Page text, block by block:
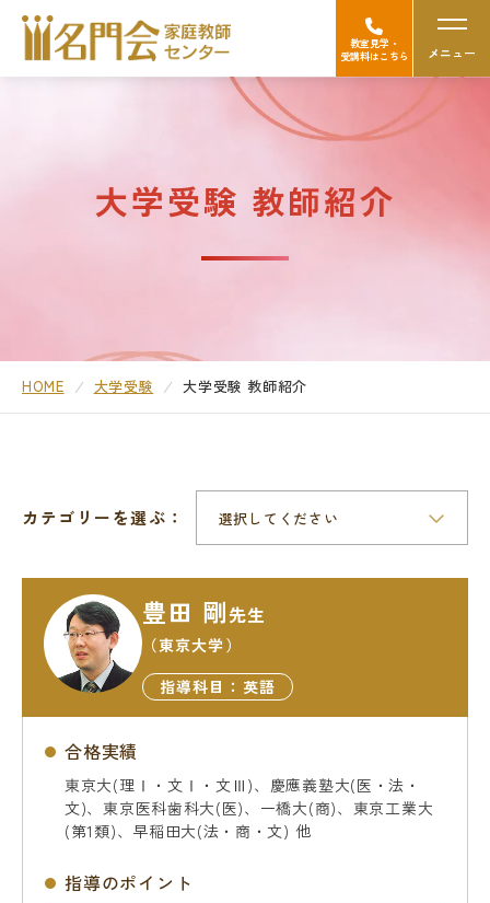
教室見学・
受講料はこちら メニュー
名門会の強み（選ばれる理由）
Googleの口コミを見る
大学受験
教室を探す
受講までの流れ
無料受験セミナ
ー
よくあるご質問
会社概要プライバシーポリシー
リソー教育グループについて
大学受験 教師紹介
HOME 大学受験 大学受験 教師紹介
カテゴリーを選ぶ：
豊田 剛先生
（東京大学）
指導科目：英語
合格実績
東京大(理Ⅰ・文Ⅰ・文Ⅲ)、慶應義塾大(医・法・
文)、東京医科歯科大(医)、一橋大(商)、東京工業大
(第1類)、早稲田大(法・商・文) 他
指導のポイント